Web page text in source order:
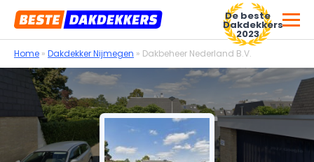
De beste
Dakdekkers
2023
Home » Dakdekker Nijmegen » Dakbeheer Nederland B.V.